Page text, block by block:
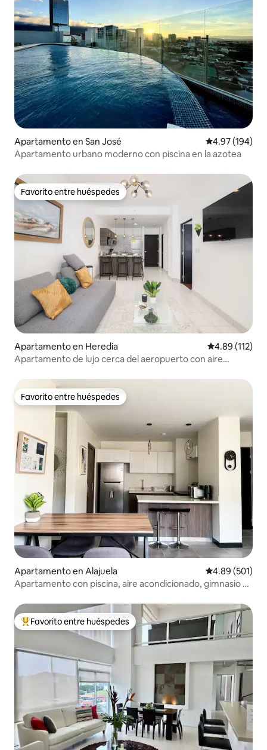
Apartamento en San José Calificación
4.97 (194)
Apartamento urbano moderno con piscina en la azotea
Favorito entre huéspedes
Favorito entre huéspedes
Apartamento en Heredia Calificación
4.89 (112)
Apartamento de lujo cerca del aeropuerto con aire
Favorito entre huéspedes
Favorito entre huéspedes
Apartamento en Alajuela Calificación
4.89 (501)
Apartamento con piscina, aire acondicionado, gimnasio y
Favorito entre huéspedes preferido
Favorito entre huéspedes